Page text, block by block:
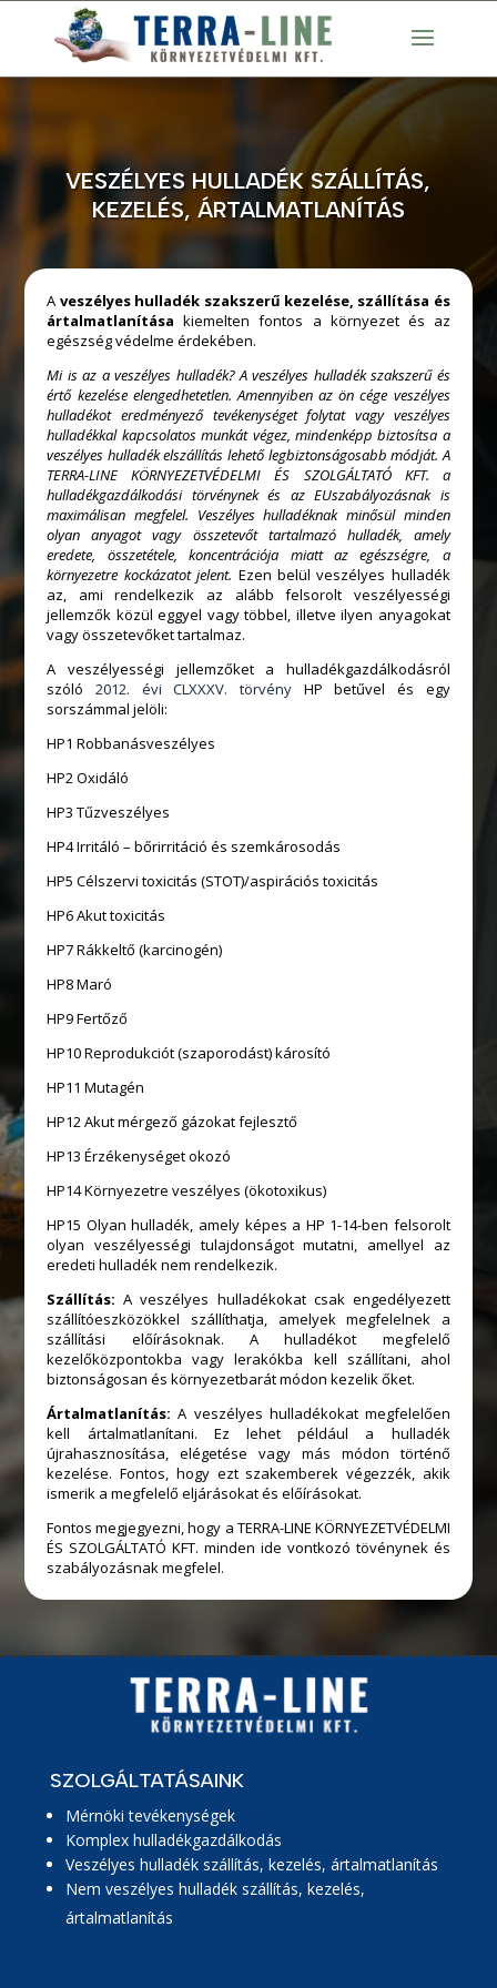
VESZÉLYES HULLADÉK SZÁLLÍTÁS,
KEZELÉS, ÁRTALMATLANÍTÁS
A veszélyes hulladék szakszerű kezelése, szállítása és
ártalmatlanítása kiemelten fontos a környezet és az
egészség védelme érdekében.
Mi is az a veszélyes hulladék? A veszélyes hulladék szakszerű és
értő kezelése elengedhetetlen. Amennyiben az ön cége veszélyes
hulladékot eredményező tevékenységet folytat vagy veszélyes
hulladékkal kapcsolatos munkát végez, mindenképp biztosítsa a
veszélyes hulladék elszállítás lehető legbiztonságosabb módját. A
TERRA-LINE KÖRNYEZETVÉDELMI ÉS SZOLGÁLTATÓ KFT. a
hulladékgazdálkodási törvénynek és az EUszabályozásnak is
maximálisan megfelel. Veszélyes hulladéknak minősül minden
olyan anyagot vagy összetevőt tartalmazó hulladék, amely
eredete, összetétele, koncentrációja miatt az egészségre, a
környezetre kockázatot jelent. Ezen belül veszélyes hulladék
az, ami rendelkezik az alább felsorolt veszélyességi
jellemzők közül eggyel vagy többel, illetve ilyen anyagokat
vagy összetevőket tartalmaz.
A veszélyességi jellemzőket a hulladékgazdálkodásról
szóló2012. évi CLXXXV. törvény HP betűvel és egy
sorszámmal jelöli:
HP1 Robbanásveszélyes
HP2 Oxidáló
HP3 Tűzveszélyes
HP4 Irritáló – bőrirritáció és szemkárosodás
HP5 Célszervi toxicitás (STOT)/aspirációs toxicitás
HP6 Akut toxicitás
HP7 Rákkeltő (karcinogén)
HP8 Maró
HP9 Fertőző
HP10 Reprodukciót (szaporodást) károsító
HP11 Mutagén
HP12 Akut mérgező gázokat fejlesztő
HP13 Érzékenységet okozó
HP14 Környezetre veszélyes (ökotoxikus)
HP15 Olyan hulladék, amely képes a HP 1-14-ben felsorolt
olyan veszélyességi tulajdonságot mutatni, amellyel az
eredeti hulladék nem rendelkezik.
Szállítás: A veszélyes hulladékokat csak engedélyezett
szállítóeszközökkel szállíthatja, amelyek megfelelnek a
szállítási előírásoknak. A hulladékot megfelelő
kezelőközpontokba vagy lerakókba kell szállítani, ahol
biztonságosan és környezetbarát módon kezelik őket.
Ártalmatlanítás: A veszélyes hulladékokat megfelelően
kell ártalmatlanítani. Ez lehet például a hulladék
újrahasznosítása, elégetése vagy más módon történő
kezelése. Fontos, hogy ezt szakemberek végezzék, akik
ismerik a megfelelő eljárásokat és előírásokat.
Fontos megjegyezni, hogy a TERRA-LINE KÖRNYEZETVÉDELMI
ÉS SZOLGÁLTATÓ KFT. minden ide vontkozó tövénynek és
szabályozásnak megfelel.
SZOLGÁLTATÁSAINK
Mérnöki tevékenységek
Komplex hulladékgazdálkodás
Veszélyes hulladék szállítás, kezelés, ártalmatlanítás
Nem veszélyes hulladék szállítás, kezelés,
ártalmatlanítás